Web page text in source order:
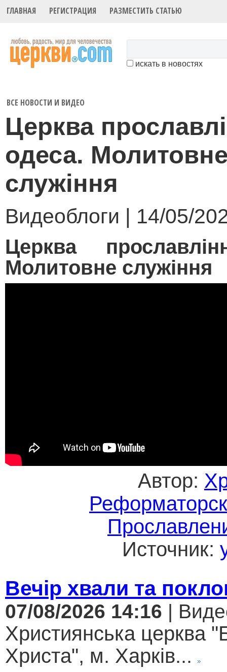
ГЛАВНАЯ РЕГИСТРАЦИЯ РАЗМЕСТИТЬ СТАТЬЮ
искать в новостях
ВСЕ НОВОСТИ И ВИДЕО
Церква
одеса.
служіння
Видеоблоги | 14/05/
Церква
Молитовне служіння
Автор:
Источник:
Вечір хвали та
07/08/2026 14:16 |
Християнська церква
Христа", м. Харків...